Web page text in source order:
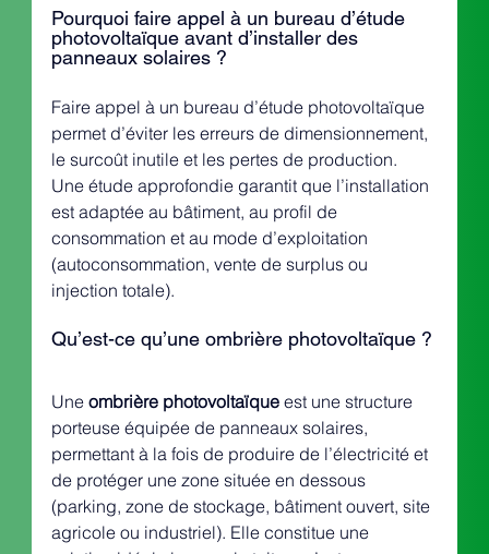
Pourquoi faire appel à un bureau d’étude
photovoltaïque avant d’installer des
panneaux solaires ?
Faire appel à un bureau d’étude photovoltaïque
permet d’éviter les erreurs de dimensionnement,
le surcoût inutile et les pertes de production.
Une étude approfondie garantit que l’installation
est adaptée au bâtiment, au profil de
consommation et au mode d’exploitation
(autoconsommation, vente de surplus ou
injection totale).
Qu’est-ce qu’une ombrière photovoltaïque ?
Une ombrière photovoltaïque est une structure
porteuse équipée de panneaux solaires,
permettant à la fois de produire de l’électricité et
de protéger une zone située en dessous
(parking, zone de stockage, bâtiment ouvert, site
agricole ou industriel). Elle constitue une